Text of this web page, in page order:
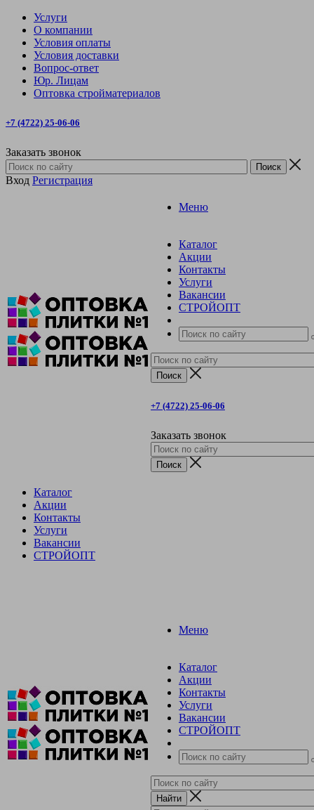
Услуги
О компании
Условия оплаты
Условия доставки
Вопрос-ответ
Юр. Лицам
Оптовка стройматериалов
+7 (4722) 25-06-06
Заказать звонок
Вход Регистрация
Меню
Каталог
Акции
Контакты
Услуги
Вакансии
СТРОЙОПТ
+7 (4722) 25-06-06
Заказать звонок
Каталог
Акции
Контакты
Услуги
Вакансии
СТРОЙОПТ
Меню
Каталог
Акции
Контакты
Услуги
Вакансии
СТРОЙОПТ